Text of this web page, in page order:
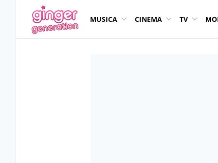
MUSICA CINEMA TV